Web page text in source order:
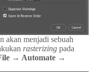
akan menjadi sebuah
rasterizing pada
→ Automate →